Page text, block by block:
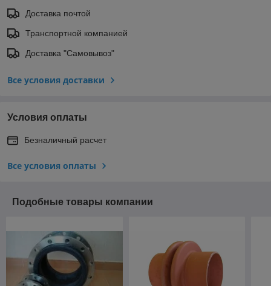
Доставка почтой
Транспортной компанией
Доставка "Самовывоз"
Все условия доставки
Условия оплаты
Безналичный расчет
Все условия оплаты
Подобные товары компании